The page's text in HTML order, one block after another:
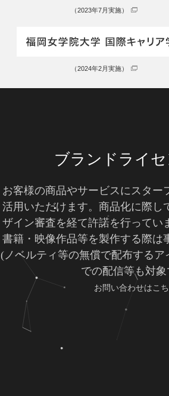
（2023年7月実施）
（2024年2月実施）
ブランドライ
お客様の商品やサービスにスター
活用いただけます。商品化に際し
ザイン審査を経て許諾を行ってい
書籍・映像作品等を製作する際は
(ノベルティ等の無償で配布するア
での配信等も対
お問い合わせはこ